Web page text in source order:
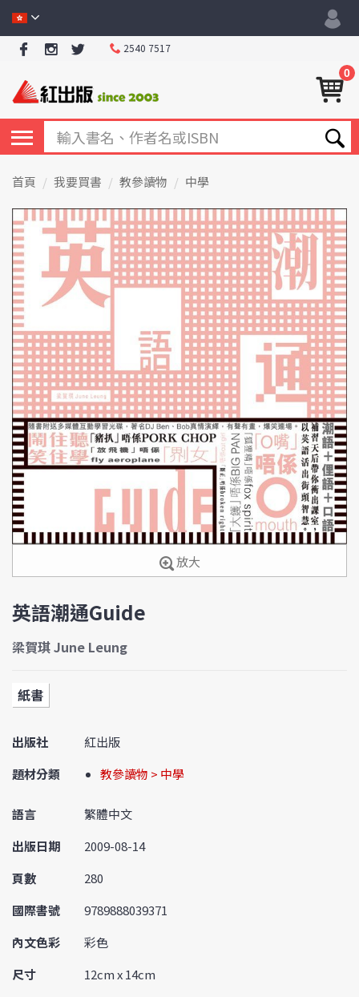
2540 7517
0
首頁 我要買書 教參讀物 中學
放大
英語潮通Guide
梁賀琪 June Leung
紙書
出版社
紅出版
題材分類
教參讀物 > 中學
語言
繁體中文
出版日期
2009-08-14
頁數
280
國際書號
9789888039371
內文色彩
彩色
尺寸
12cm x 14cm